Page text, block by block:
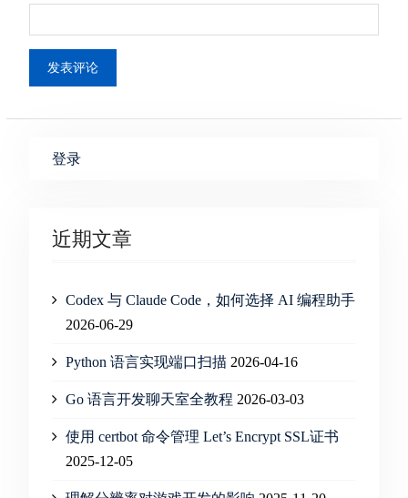
登录
近期文章
Codex 与 Claude Code，如何选择 AI 编程助手
2026-06-29
Python 语言实现端口扫描 2026-04-16
Go 语言开发聊天室全教程 2026-03-03
使用 certbot 命令管理 Let’s Encrypt SSL证书
2025-12-05